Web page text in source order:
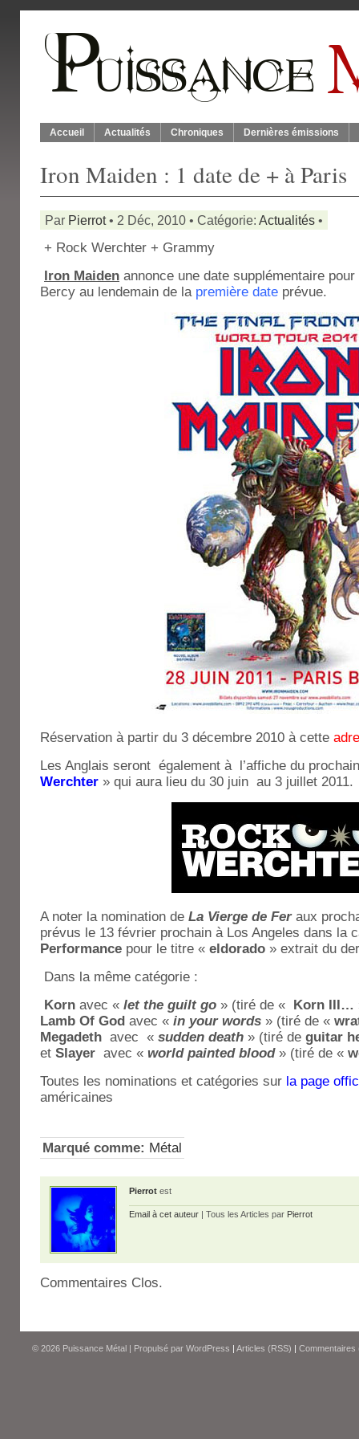
Accueil Actualités Chroniques Dernières émissions
Iron Maiden : 1 date de + à Paris
Par Pierrot• 2 Déc, 2010 • Catégorie: Actualités •
+ Rock Werchter + Grammy
Iron Maiden annonce une date supplémentaire
Bercy au lendemain de la première date prévue.
Réservation à partir du 3 décembre 2010 à cette
Les Anglais seront également à l’affiche du
Werchter » qui aura lieu du 30 juin au 3 juillet 2011.
A noter la nomination de La Vierge de Feraux
prévus le 13 février prochain à Los Angeles dans la
Performance pour le titre « eldorado » extrait du
Dans la même catégorie :
Korn avec « let the guilt go » (tiré de « Korn III…
Lamb Of God avec « in your words » (tiré de «
Megadeth avec « sudden death » (tiré de guitar
et Slayer avec « world painted blood» (tiré de «
Toutes les nominations et catégories sur la page
américaines
Marqué comme: Métal
Pierrot est
Email à cet auteur | Tous les Articles par Pierrot
Commentaires Clos.
© 2026 Puissance Métal | Propulsé par WordPress | Articles (RSS) | Commentaires